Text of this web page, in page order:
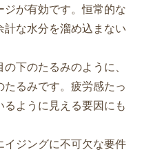
が有効です。恒常的な
な水分を溜め込まない
下のたるみのように、
るみです。疲労感たっ
ように見える要因にも
イジングに不可欠な要件